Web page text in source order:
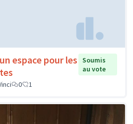
espace pour les
Soumis
au vote
0 1